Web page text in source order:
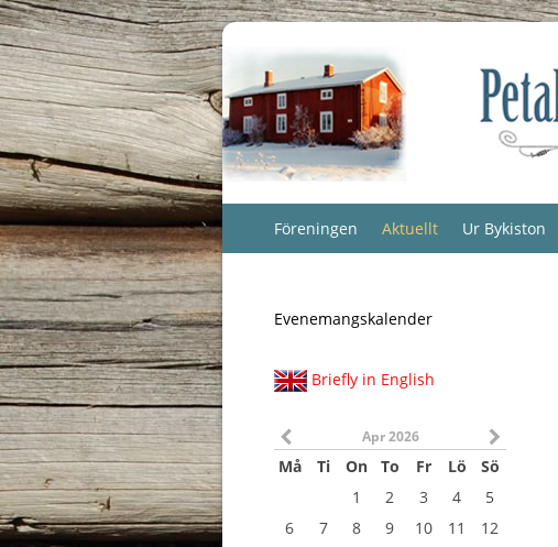
Föreningen Aktuellt Ur Bykiston
Evenemangskalender
Briefly in English
Apr 2026
Må Ti On To Fr Lö
Sö
1
2 3 4
5
6
7 8 9 10 11
12